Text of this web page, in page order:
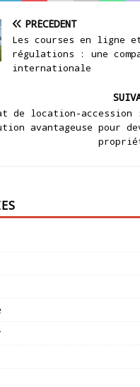
PRÉCÉDENT
Les courses en ligne
régulations : une
internationale
de location-accession
avantageuse pour